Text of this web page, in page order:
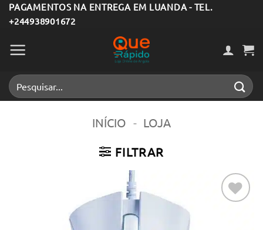
Skip
to
content
PAGAMENTOS NA ENTREGA EM LUANDA - TEL.
+244938901672
Pesquisar
por:
INÍCIO - LOJA
FILTRAR